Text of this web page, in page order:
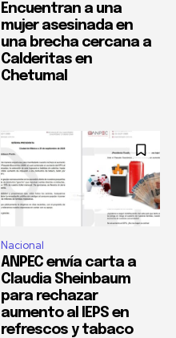
Encuentran a una
mujer asesinada en
una brecha cercana a
Calderitas en
Chetumal
Nacional
ANPEC envía carta a
Claudia Sheinbaum
para rechazar
aumento al IEPS en
refrescos y tabaco